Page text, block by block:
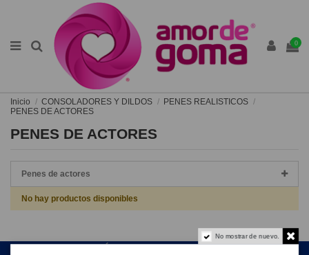
0
Inicio CONSOLADORES Y DILDOS
PENES REALISTICOS
PENES DE ACTORES
PENES DE ACTORES
Penes de actores
No hay productos disponibles
No mostrar de nuevo.